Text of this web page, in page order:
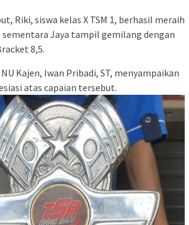
Riki, siswa kelas X TSM 1, berhasil meraih
sementara Jaya tampil gemilang dengan
8,5.
NU Kajen, Iwan Pribadi, ST, menyampaikan
atas capaian tersebut.